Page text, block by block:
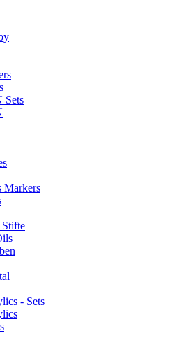
Sets
Markers
Stifte
- Sets